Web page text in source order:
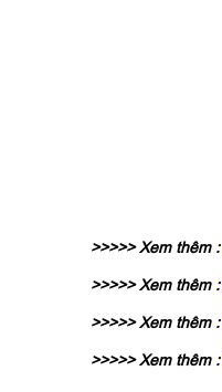
>>>>> Xem thêm :
>>>>> Xem thêm :
>>>>> Xem thêm :
>>>>> Xem thêm :